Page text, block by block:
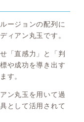
ージョンの配列に
ィアン丸玉です。
「直感力」と「判
や成功を導き出す
す。
ン丸玉を用いて過
として活用されて